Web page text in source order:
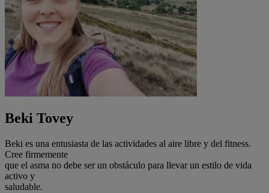
Beki Tovey
Beki es una entusiasta de las actividades al aire libre y del fitness.
Cree firmemente
que el asma no debe ser un obstáculo para llevar un estilo de vida
activo y
saludable.